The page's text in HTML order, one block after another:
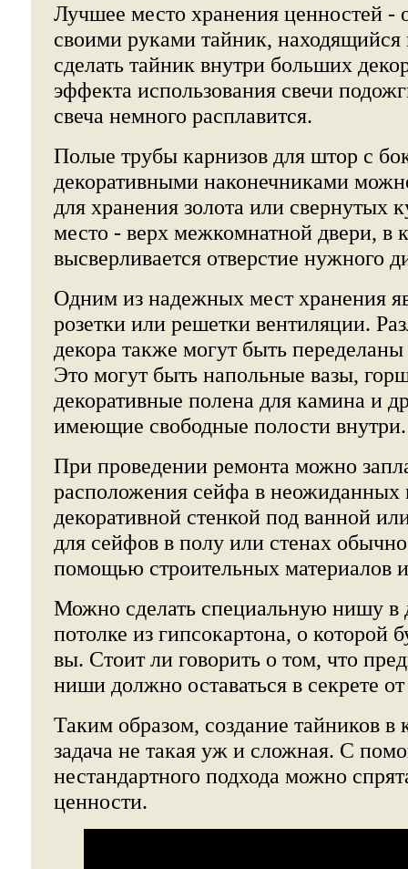
Лучшее место хранения ценностей -
своими руками тайник,
сделать тайник внутри больших
эффекта использования свечи
свеча немного расплавится.
Полые трубы карнизов для штор с
декоративными наконечниками
для хранения золота или свернутых
место - верх межкомнатной двери, в
высверливается отверстие нужного
Одним из надежных мест хранения
розетки или решетки вентиляции.
декора также могут быть
Это могут быть напольные вазы,
декоративные полена для камина и
имеющие свободные полости внутри.
При проведении ремонта можно
расположения сейфа в неожиданных
декоративной стенкой под ванной
для сейфов в полу или стенах
помощью строительных материалов
Можно сделать специальную нишу в
потолке из гипсокартона, о которой
вы. Стоит ли говорить о том, что
ниши должно оставаться в секрете
Таким образом, создание тайников в
задача не такая уж и сложная. С
нестандартного подхода можно
ценности.